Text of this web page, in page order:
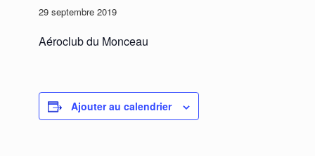
29 septembre 2019
Aéroclub du Monceau
Ajouter au calendrier